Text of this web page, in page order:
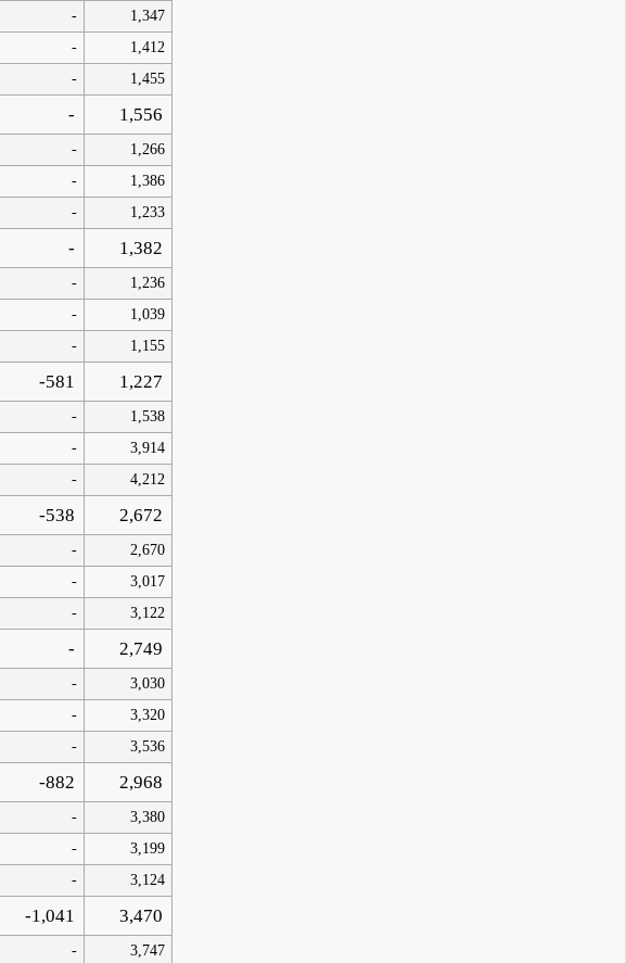
-
1,347
-
1,412
- 1,455
- 1,556
-
1,266
-
1,386
- 1,233
- 1,382
-
1,236
-
1,039
- 1,155
-581 1,227
-
1,538
-
3,914
- 4,212
-538 2,672
-
2,670
-
3,017
- 3,122
- 2,749
-
3,030
-
3,320
- 3,536
-882 2,968
-
3,380
-
3,199
- 3,124
-1,041 3,470
-
3,747